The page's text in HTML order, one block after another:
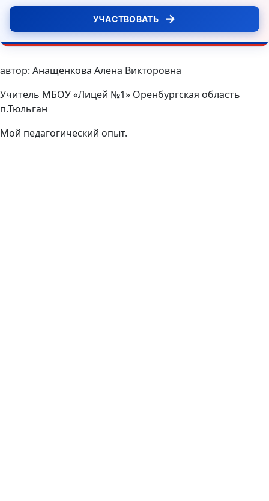
УЧАСТВОВАТЬ →
автор: Анащенкова Алена Викторовна
Учитель МБОУ «Лицей №1» Оренбургская область
п.Тюльган
Мой педагогический опыт.